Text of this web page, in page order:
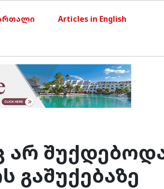
Articles in English
შუქდებოდა
გაშუქებაზე